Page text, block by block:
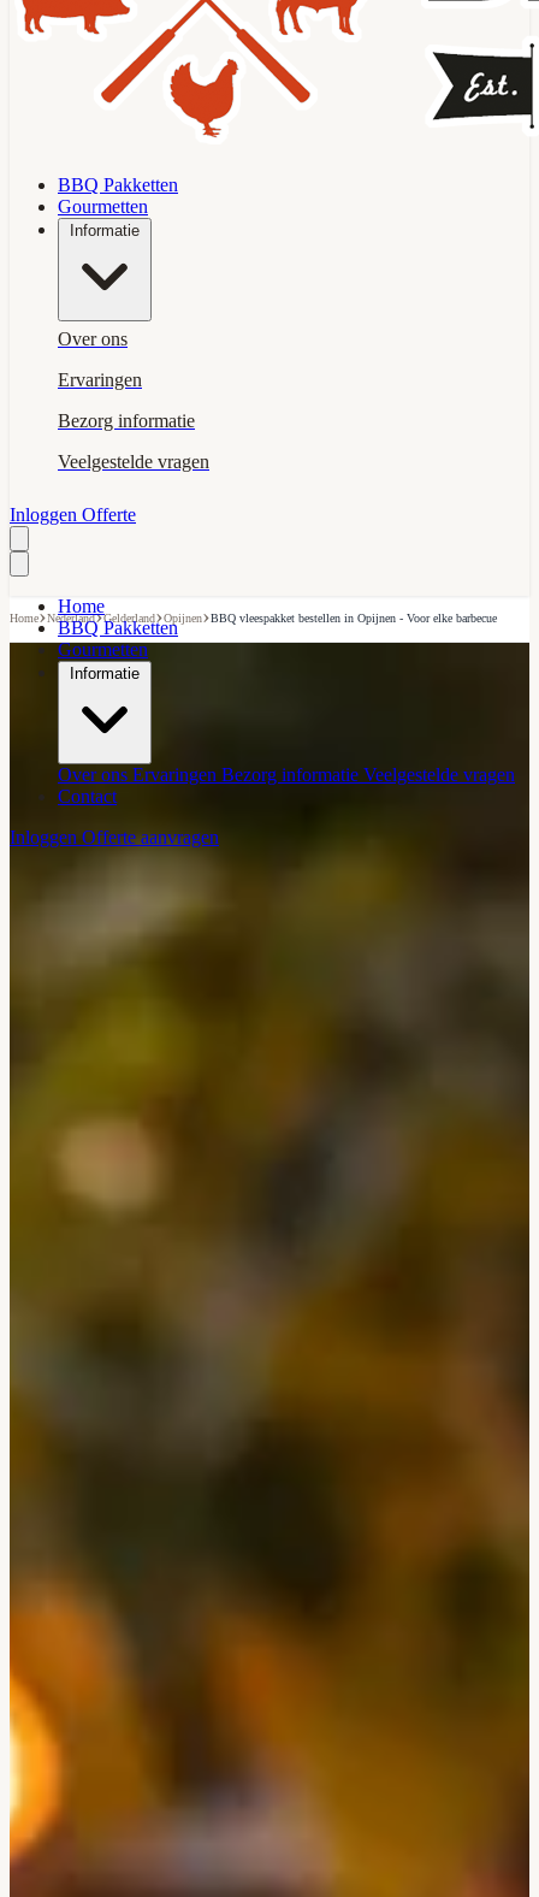
BBQ Pakketten
Gourmetten
Informatie
Over ons
Ervaringen
Bezorg informatie
Veelgestelde vragen
Inloggen Offerte
Home
BBQ Pakketten
Gourmetten
Informatie
Over ons Ervaringen Bezorg informatie Veelgestelde vragen
Contact
Inloggen Offerte aanvragen
Home›Nederland›Gelderland›Opijnen›BBQ vleespakket bestellen in Opijnen - Voor elke barbecue